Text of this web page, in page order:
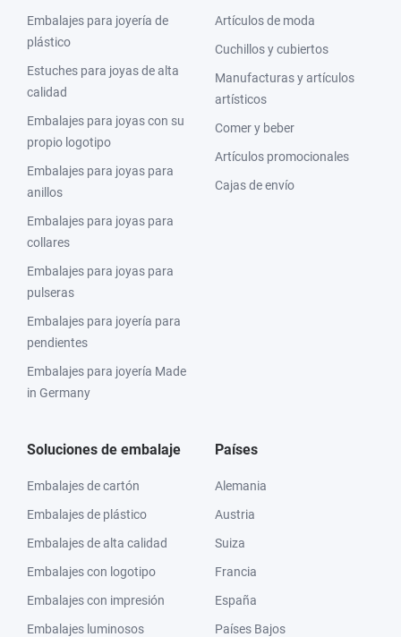
Embalajes para joyería de
plástico
Estuches para joyas de alta
calidad
Embalajes para joyas con su
propio logotipo
Embalajes para joyas para
anillos
Embalajes para joyas para
collares
Embalajes para joyas para
pulseras
Embalajes para joyería para
pendientes
Embalajes para joyería Made
in Germany
Artículos de moda
Cuchillos y cubiertos
Manufacturas y artículos
artísticos
Comer y beber
Artículos promocionales
Cajas de envío
Soluciones de embalaje
Embalajes de cartón
Embalajes de plástico
Embalajes de alta calidad
Embalajes con logotipo
Embalajes con impresión
Embalajes luminosos
Países
Alemania
Austria
Suiza
Francia
España
Países Bajos